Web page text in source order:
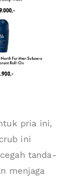
pria ini,
ini
tanda-
menjaga